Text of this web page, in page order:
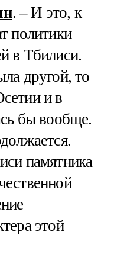
. – И это, к
политики
в Тбилиси.
другой, то
и в
бы вообще.
памятника
этой